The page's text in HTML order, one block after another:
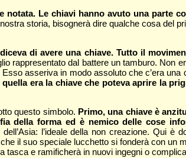
Le chiavi hanno avuto una parte
storia, bisognerà dire qualche cosa del
di avere una chiave. Tutto il
rappresentato dal battere un tamburo. Non
asseriva in modo assoluto che c’era
quella era la chiave che poteva aprire la
questo simbolo. Primo, una chiave è
della forma ed è nemico delle cose
l’ideale della non creazione. Qui
il suo speciale lucchetto si fonderà con un
e ramificherà in nuovi ingegni o